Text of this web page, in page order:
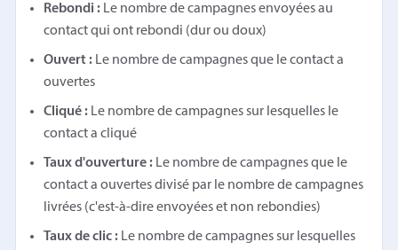
Rebondi : Le nombre de campagnes envoyées au
contact qui ont rebondi (dur ou doux)
Ouvert : Le nombre de campagnes que le contact a
ouvertes
Cliqué : Le nombre de campagnes sur lesquelles le
contact a cliqué
Taux d'ouverture : Le nombre de campagnes que le
contact a ouvertes divisé par le nombre de campagnes
livrées (c'est-à-dire envoyées et non rebondies)
Taux de clic : Le nombre de campagnes sur lesquelles